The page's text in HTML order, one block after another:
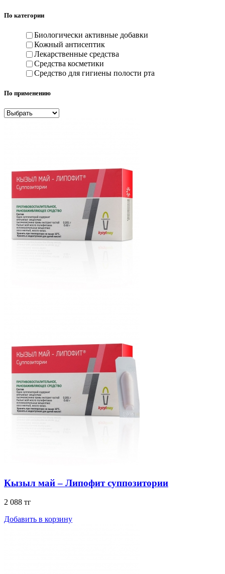
По категории
Биологически активные добавки
Кожный антисептик
Лекарственные средства
Средства косметики
Средство для гигиены полости рта
По применению
Кызыл май – Липофит суппозитории
2 088 тг
Добавить в корзину